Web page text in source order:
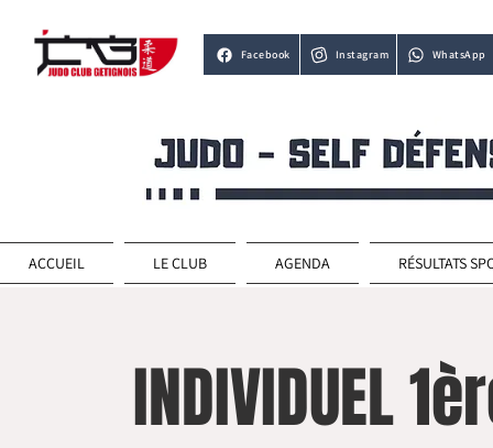
Facebook Instagram WhatsApp
ACCUEIL LE CLUB AGENDA RÉSULTATS
INDIVIDUEL